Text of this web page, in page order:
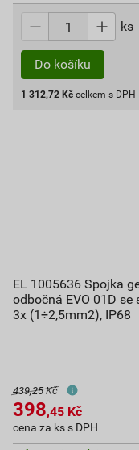
ks
Do košíku
1 312,72 Kč celkem s DPH
EL 1005636 Spojka
odbočná EVO 01D se
3x (1÷2,5mm2), IP68
439,25 Kč
398,45 Kč
cena za ks s DPH